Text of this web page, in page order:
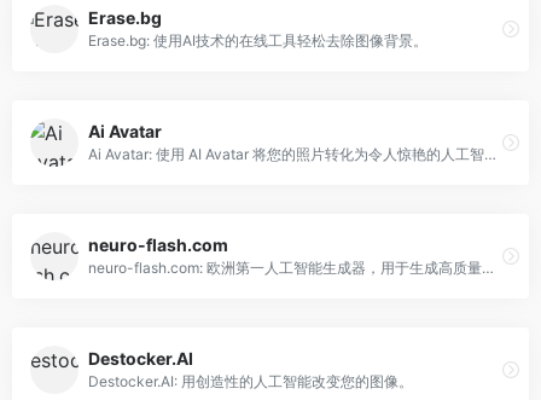
Erase.bg
Erase.bg: 使用AI技术的在线工具轻松去除图像背景。
Ai Avatar
Ai Avatar: 使用 AI Avatar 将您的照片转化为令人惊艳的人工智能艺术品。
neuro-flash.com
neuro-flash.com: 欧洲第一人工智能生成器，用于生成高质量的文本和图像。
Destocker.AI
Destocker.AI: 用创造性的人工智能改变您的图像。